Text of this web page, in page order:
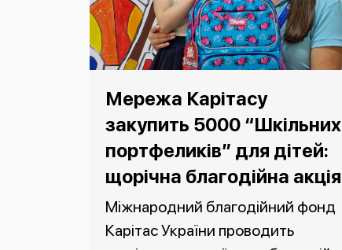
Мережа Карітасу
закупить 5000 “Шкільних
портфеликів” для дітей:
щорічна благодійна акція
Міжнародний благодійний фонд
Карітас України проводить